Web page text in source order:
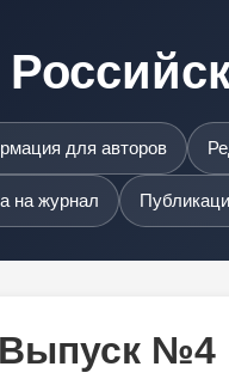
для авторов
на журнал
Выпуск №4